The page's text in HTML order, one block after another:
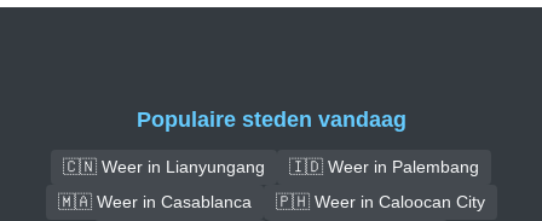
Populaire steden vandaag
🇨🇳 Weer in Lianyungang
🇮🇩 Weer in Palembang
🇲🇦 Weer in Casablanca
🇵🇭 Weer in Caloocan City